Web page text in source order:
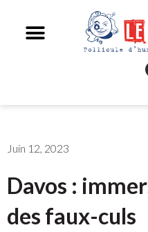
Juin 12, 2023
Davos :
des faux-culs